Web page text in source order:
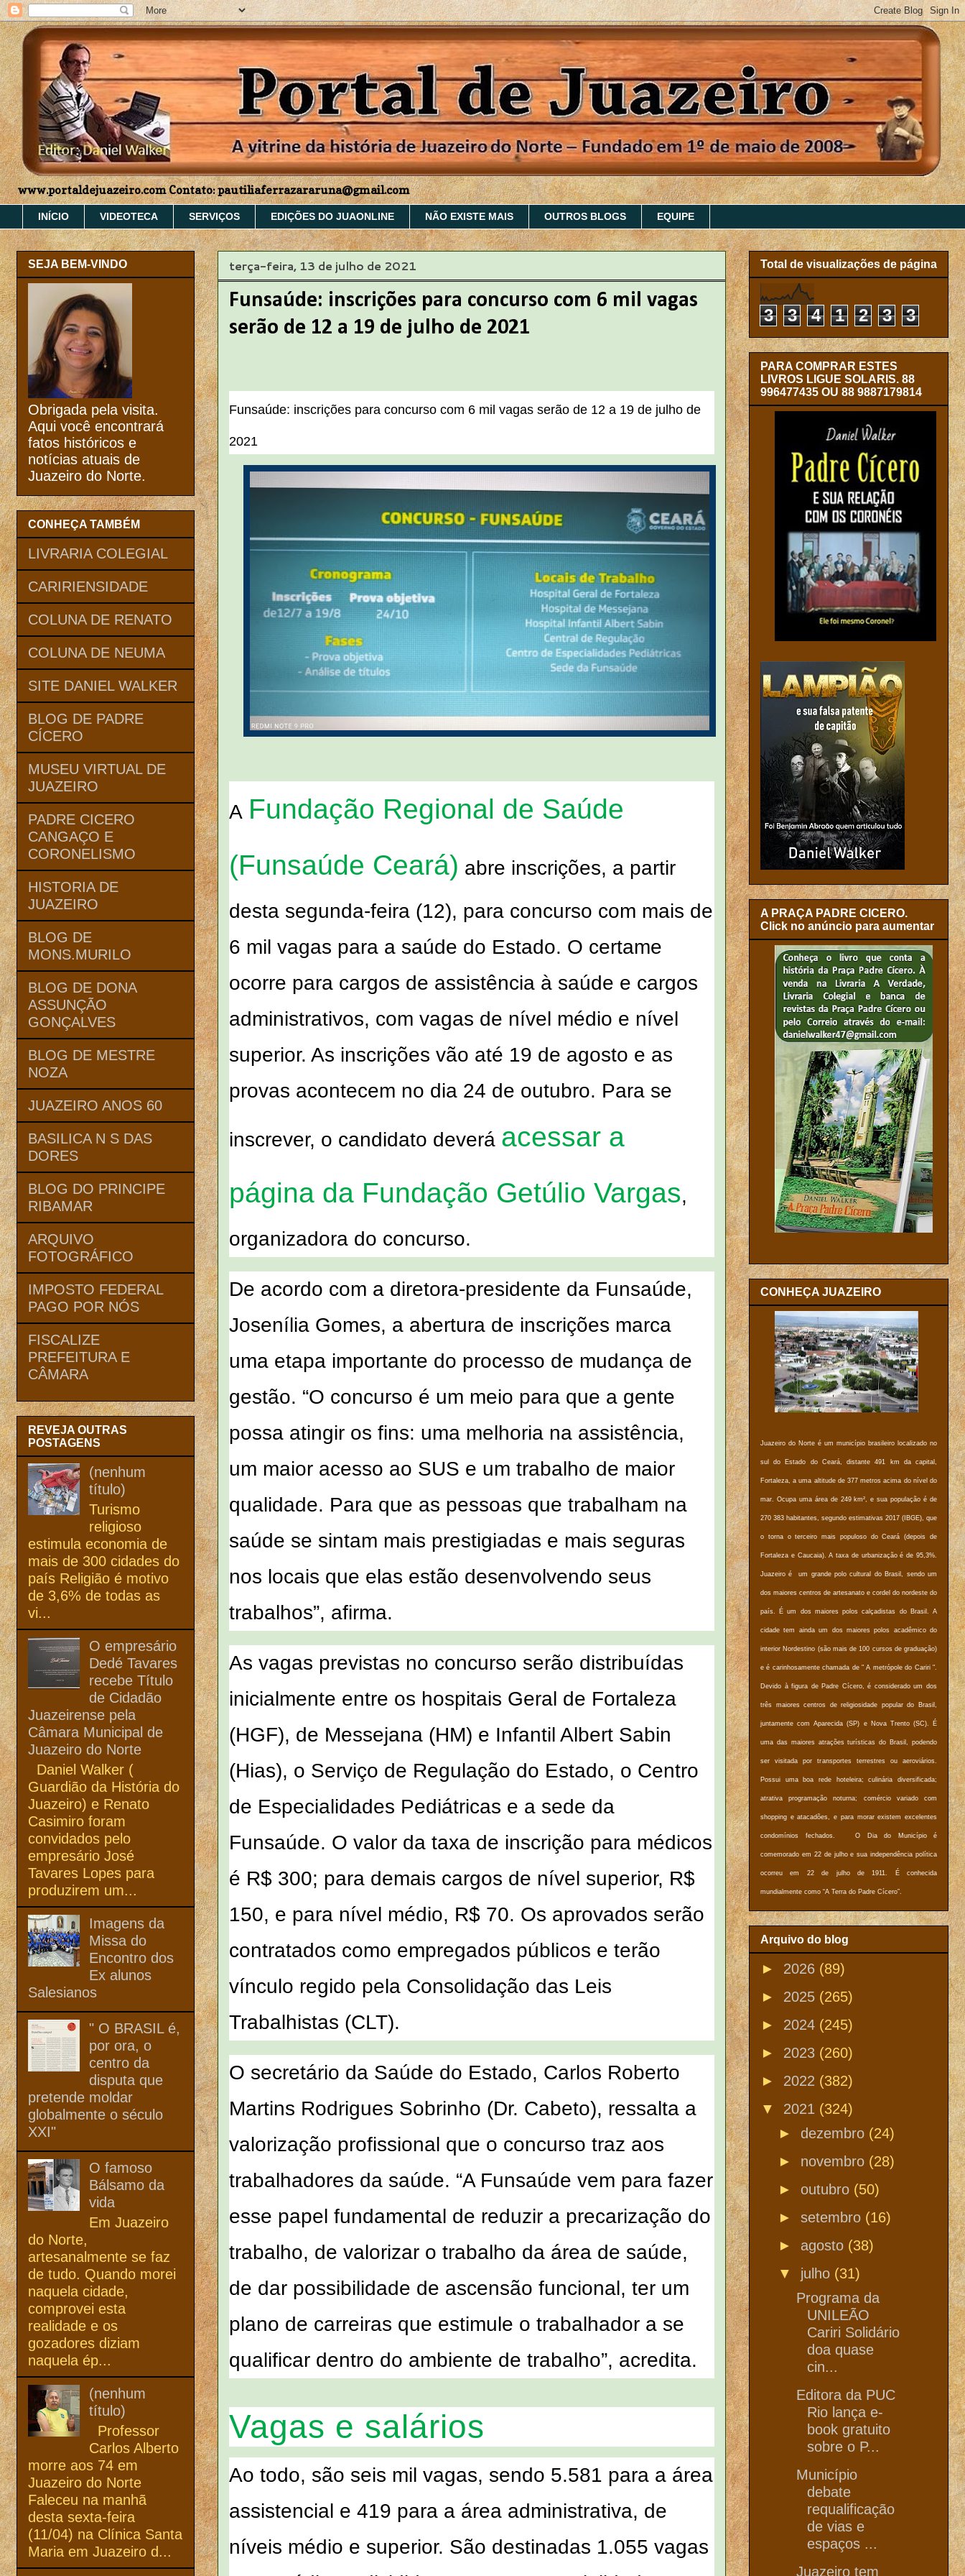
www.portaldejuazeiro.com Contato: pautiliaferrazararuna@gmail.com
INÍCIO VIDEOTECA SERVIÇOS EDIÇÕES DO JUAONLINE NÃO EXISTE MAIS OUTROS BLOGS EQUIPE
terça-feira, 13 de julho de 2021
Funsaúde: inscrições para concurso com 6 mil vagas
serão de 12 a 19 de julho de 2021
Funsaúde: inscrições para concurso com 6 mil vagas serão de 12 a 19 de julho de
2021
A Fundação Regional de Saúde
(Funsaúde Ceará) abre inscrições, a partir
desta segunda-feira (12), para concurso com mais de
6 mil vagas para a saúde do Estado. O certame
ocorre para cargos de assistência à saúde e cargos
administrativos, com vagas de nível médio e nível
superior. As inscrições vão até 19 de agosto e as
provas acontecem no dia 24 de outubro. Para se
inscrever, o candidato deverá acessar a
página da Fundação Getúlio Vargas,
organizadora do concurso.
De acordo com a diretora-presidente da Funsaúde,
Josenília Gomes, a abertura de inscrições marca
uma etapa importante do processo de mudança de
gestão. “O concurso é um meio para que a gente
possa atingir os fins: uma melhoria na assistência,
um maior acesso ao SUS e um trabalho de maior
qualidade. Para que as pessoas que trabalham na
saúde se sintam mais prestigiadas e mais seguras
nos locais que elas estão desenvolvendo seus
trabalhos”, afirma.
As vagas previstas no concurso serão distribuídas
inicialmente entre os hospitais Geral de Fortaleza
(HGF), de Messejana (HM) e Infantil Albert Sabin
(Hias), o Serviço de Regulação do Estado, o Centro
de Especialidades Pediátricas e a sede da
Funsaúde. O valor da taxa de inscrição para médicos
é R$ 300; para demais cargos de nível superior, R$
150, e para nível médio, R$ 70. Os aprovados serão
contratados como empregados públicos e terão
vínculo regido pela Consolidação das Leis
Trabalhistas (CLT).
O secretário da Saúde do Estado, Carlos Roberto
Martins Rodrigues Sobrinho (Dr. Cabeto), ressalta a
valorização profissional que o concurso traz aos
trabalhadores da saúde. “A Funsaúde vem para fazer
esse papel fundamental de reduzir a precarização do
trabalho, de valorizar o trabalho da área de saúde,
de dar possibilidade de ascensão funcional, ter um
plano de carreiras que estimule o trabalhador a se
qualificar dentro do ambiente de trabalho”, acredita.
Vagas e salários
Ao todo, são seis mil vagas, sendo 5.581 para a área
assistencial e 419 para a área administrativa, de
níveis médio e superior. São destinadas 1.055 vagas
SEJA BEM-VINDO
Obrigada pela visita.
Aqui você encontrará
fatos históricos e
notícias atuais de
Juazeiro do Norte.
CONHEÇA TAMBÉM
LIVRARIA COLEGIAL
CARIRIENSIDADE
COLUNA DE RENATO
COLUNA DE NEUMA
SITE DANIEL WALKER
BLOG DE PADRE
CÍCERO
MUSEU VIRTUAL DE
JUAZEIRO
PADRE CICERO
CANGAÇO E
CORONELISMO
HISTORIA DE
JUAZEIRO
BLOG DE
MONS.MURILO
BLOG DE DONA
ASSUNÇÃO
GONÇALVES
BLOG DE MESTRE
NOZA
JUAZEIRO ANOS 60
BASILICA N S DAS
DORES
BLOG DO PRINCIPE
RIBAMAR
ARQUIVO
FOTOGRÁFICO
IMPOSTO FEDERAL
PAGO POR NÓS
FISCALIZE
PREFEITURA E
CÂMARA
REVEJA OUTRAS
POSTAGENS
(nenhum
título)
Turismo
religioso
estimula economia de
mais de 300 cidades do
país Religião é motivo
de 3,6% de todas as
vi...
O empresário
Dedé Tavares
recebe Título
de Cidadão
Juazeirense pela
Câmara Municipal de
Juazeiro do Norte
Daniel Walker (
Guardião da História do
Juazeiro) e Renato
Casimiro foram
convidados pelo
empresário José
Tavares Lopes para
produzirem um...
Imagens da
Missa do
Encontro dos
Ex alunos
Salesianos
" O BRASIL é,
por ora, o
centro da
disputa que
pretende moldar
globalmente o século
XXI"
O famoso
Bálsamo da
vida
Em Juazeiro
do Norte,
artesanalmente se faz
de tudo. Quando morei
naquela cidade,
comprovei esta
realidade e os
gozadores diziam
naquela ép...
(nenhum
título)
Professor
Carlos Alberto
morre aos 74 em
Juazeiro do Norte
Faleceu na manhã
desta sexta-feira
(11/04) na Clínica Santa
Maria em Juazeiro d...
Total de visualizações de página
3 3 4 1 2 3 3
PARA COMPRAR ESTES
LIVROS LIGUE SOLARIS. 88
996477435 OU 88 9887179814
A PRAÇA PADRE CICERO.
Click no anúncio para aumentar
CONHEÇA JUAZEIRO
Juazeiro do Norte é um município brasileiro localizado no
sul do Estado do Ceará, distante 491 km da capital,
Fortaleza, a uma altitude de 377 metros acima do nível do
mar. Ocupa uma área de 249 km², e sua população é de
270 383 habitantes, segundo estimativas 2017 (IBGE), que
o torna o terceiro mais populoso do Ceará (depois de
Fortaleza e Caucaia). A taxa de urbanização é de 95,3%.
Juazeiro é um grande polo cultural do Brasil, sendo um
dos maiores centros de artesanato e cordel do nordeste do
país. É um dos maiores polos calçadistas do Brasil. A
cidade tem ainda um dos maiores polos acadêmico do
interior Nordestino (são mais de 100 cursos de graduação)
e é carinhosamente chamada de " A metrópole do Cariri ".
Devido à figura de Padre Cícero, é considerado um dos
três maiores centros de religiosidade popular do Brasil,
juntamente com Aparecida (SP) e Nova Trento (SC). É
uma das maiores atrações turísticas do Brasil, podendo
ser visitada por transportes terrestres ou aeroviários.
Possui uma boa rede hoteleira; culinária diversificada;
atrativa programação noturna; comércio variado com
shopping e atacadões, e para morar existem excelentes
condomínios fechados. O Dia do Município é
comemorado em 22 de julho e sua independência política
ocorreu em 22 de julho de 1911. É conhecida
mundialmente como “A Terra do Padre Cícero”.
Arquivo do blog
► 2026 (89)
► 2025 (265)
► 2024 (245)
► 2023 (260)
► 2022 (382)
▼ 2021 (324)
► dezembro (24)
► novembro (28)
► outubro (50)
► setembro (16)
► agosto (38)
▼ julho (31)
Programa da
UNILEÃO
Cariri Solidário
doa quase
cin...
Editora da PUC
Rio lança e-
book gratuito
sobre o P...
Município
debate
requalificação
de vias e
espaços ...
Juazeiro tem